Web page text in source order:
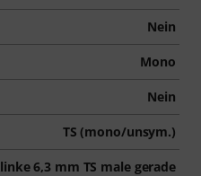
Nein
Mono
Nein
TS (mono/unsym.)
6,3 mm TS male gerade